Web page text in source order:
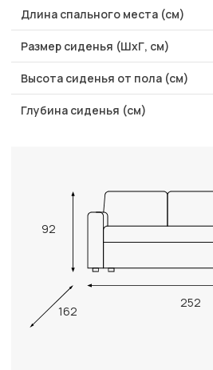
Длина спального места (см)
Размер сиденья (ШхГ, см)
Высота сиденья от пола (см)
Глубина сиденья (см)
92
252
162